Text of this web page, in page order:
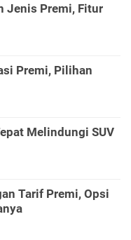
Jenis Premi, Fitur
Premi, Pilihan
Melindungi SUV
Tarif Premi, Opsi